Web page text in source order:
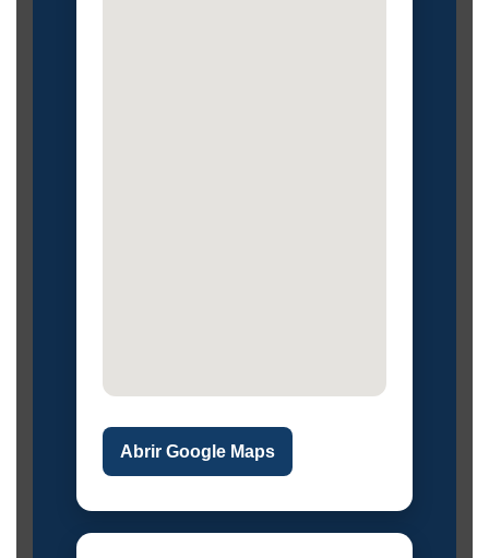
Abrir Google Maps